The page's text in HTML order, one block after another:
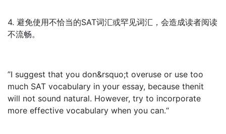
4. 避免使用不恰当的SAT词汇或罕见词汇，会造成读者阅读
不流畅。
”I suggest that you don&rsquo;t overuse or use too
much SAT vocabulary in your essay, because thenit
will not sound natural. However, try to incorporate
more effective vocabulary when you can.“